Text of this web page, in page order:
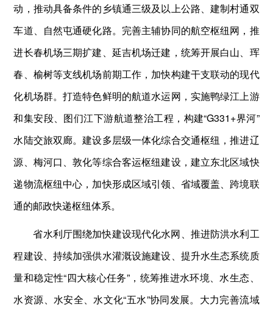
动，推动具备条件的乡镇通三级及以上公路、建制村通双
车道、自然屯通硬化路。完善主辅协同的航空枢纽网，推
进长春机场三期扩建、延吉机场迁建，统筹开展白山、珲
春、榆树等支线机场前期工作，加快构建干支联动的现代
化机场群。打造特色鲜明的航道水运网，实施鸭绿江上游
和集安段、图们江下游航道整治工程，构建“G331+界河”
水陆交旅双廊。建设多层级一体化综合交通枢纽，推进辽
源、梅河口、敦化等综合客运枢纽建设，建立东北区域快
递物流枢纽中心，加快形成区域引领、省域覆盖、跨境联
通的邮政快递枢纽体系。
省水利厅围绕加快建设现代化水网、推进防洪水利工
程建设、持续加强供水灌溉设施建设、提升水生态系统质
量和稳定性“四大核心任务”，统筹推进水环境、水生态、
水资源、水安全、水文化“五水”协同发展。大力完善流域